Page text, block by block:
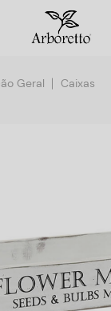
Geral Caixas